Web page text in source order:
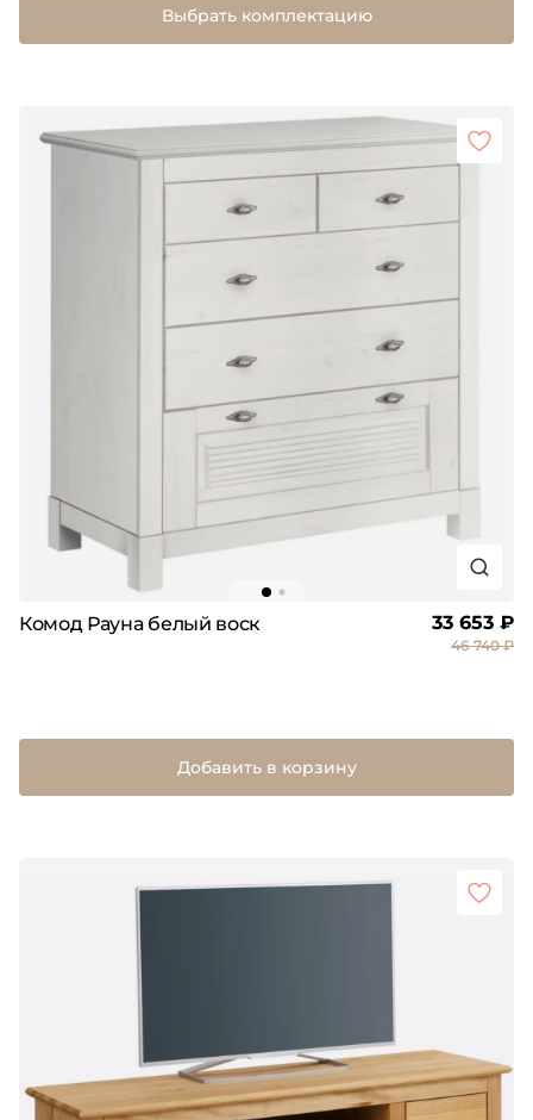
Выбрать комплектацию
Комод Рауна белый воск 33 653 ₽
46 740 ₽
Добавить в корзину